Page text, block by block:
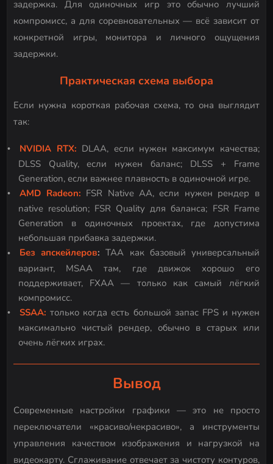
задержка. Для одиночных игр это обычно лучший
компромисс, а для соревновательных — всё зависит от
конкретной игры, монитора и личного ощущения
задержки.
Практическая схема выбора
Если нужна короткая рабочая схема, то она выглядит
так:
NVIDIA RTX: DLAA, если нужен максимум качества;
DLSS Quality, если нужен баланс; DLSS + Frame
Generation, если важнее плавность в одиночной игре.
AMD Radeon: FSR Native AA, если нужен рендер в
native resolution; FSR Quality для баланса; FSR Frame
Generation в одиночных проектах, где допустима
небольшая прибавка задержки.
Без апскейлеров: TAA как базовый универсальный
вариант, MSAA там, где движок хорошо его
поддерживает, FXAA — только как самый лёгкий
компромисс.
SSAA: только когда есть большой запас FPS и нужен
максимально чистый рендер, обычно в старых или
очень лёгких играх.
Вывод
Современные настройки графики — это не просто
переключатели «красиво/некрасиво», а инструменты
управления качеством изображения и нагрузкой на
видеокарту. Сглаживание отвечает за чистоту контуров,